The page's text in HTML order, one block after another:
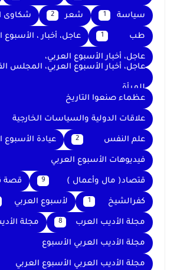
سياسة 1 شعر 2 شكاوى
طب 1 عاجل، أخبار ، الأسبوع
عاجل، أخبار الأسبوع العربي،
عاجل، أخبار الأسبوع العربي، المجلس
للمرأة
عظماء صنعوا التاريخ
علاقات الدولية والسياسات الخارجية
علم النفس 2 عيادة الأسبوع
فيديوهات الأسبوع العربي
قتصاد( مال وأعمال ) 9 قصة
كفرالشيخ 1 لأسبوع العربي
مجلة الأديب العرب 8 مجلة
مجلة الأديب العربي الأسبوع
مجلة الأديب العربي الأسبوع العربي